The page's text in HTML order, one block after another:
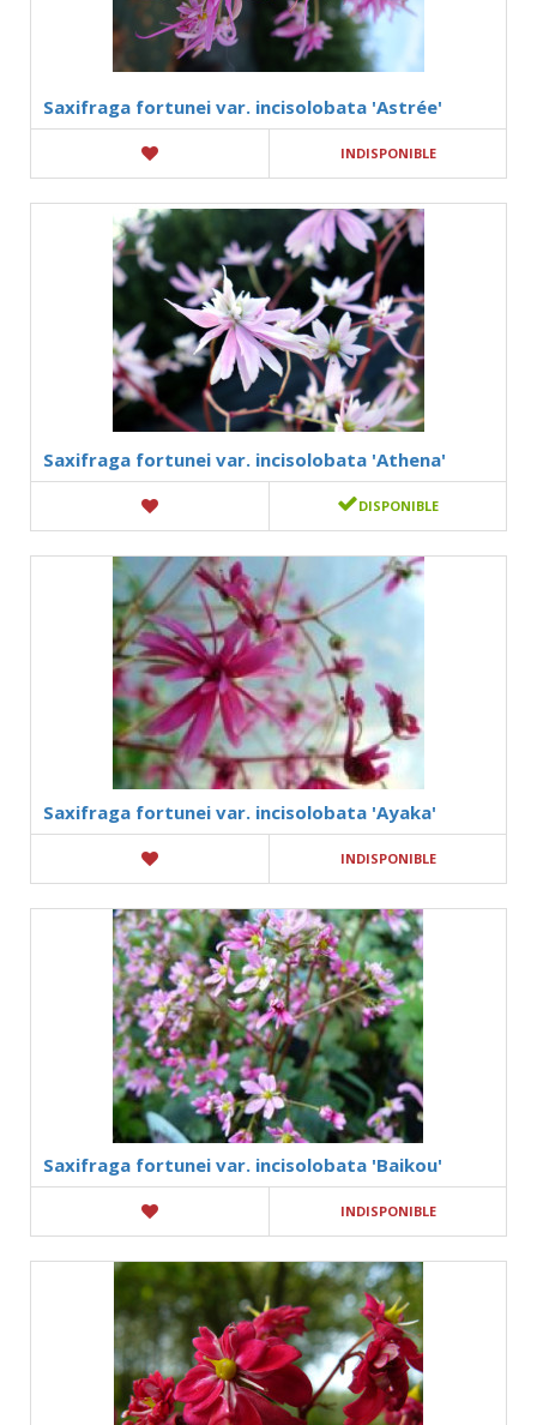
Saxifraga fortunei var. incisolobata 'Astrée'
INDISPONIBLE
Saxifraga fortunei var. incisolobata 'Athena'
DISPONIBLE
Saxifraga fortunei var. incisolobata 'Ayaka'
INDISPONIBLE
Saxifraga fortunei var. incisolobata 'Baikou'
INDISPONIBLE